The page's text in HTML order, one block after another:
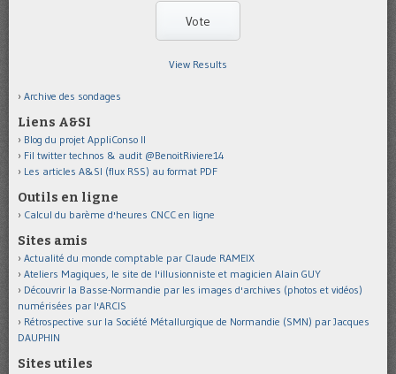
View Results
Archive des sondages
Liens A&SI
Blog du projet AppliConso II
Fil twitter technos & audit @BenoitRiviere14
Les articles A&SI (flux RSS) au format PDF
Outils en ligne
Calcul du barème d'heures CNCC en ligne
Sites amis
Actualité du monde comptable par Claude RAMEIX
Ateliers Magiques, le site de l'illusionniste et magicien Alain GUY
Découvrir la Basse-Normandie par les images d'archives (photos et vidéos)
numérisées par l'ARCIS
Rétrospective sur la Société Métallurgique de Normandie (SMN) par Jacques
DAUPHIN
Sites utiles